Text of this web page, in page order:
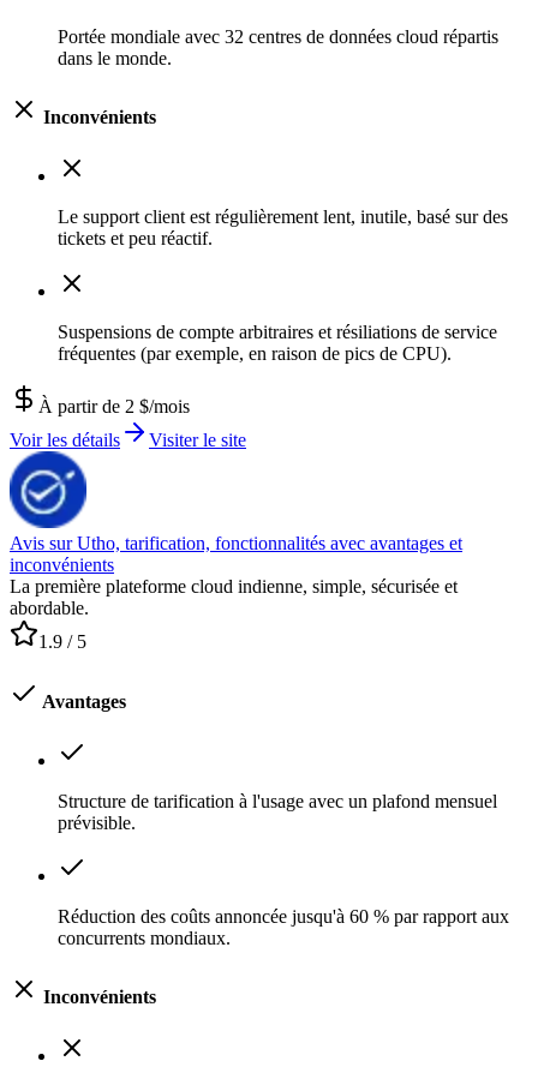
Portée mondiale avec 32 centres de données cloud répartis
dans le monde.
Inconvénients
Le support client est régulièrement lent, inutile, basé sur des
tickets et peu réactif.
Suspensions de compte arbitraires et résiliations de service
fréquentes (par exemple, en raison de pics de CPU).
À partir de 2 $/mois
Voir les détails
Visiter le site
Avis sur Utho, tarification, fonctionnalités avec avantages et
inconvénients
La première plateforme cloud indienne, simple, sécurisée et
abordable.
1.9 / 5
Avantages
Structure de tarification à l'usage avec un plafond mensuel
prévisible.
Réduction des coûts annoncée jusqu'à 60 % par rapport aux
concurrents mondiaux.
Inconvénients